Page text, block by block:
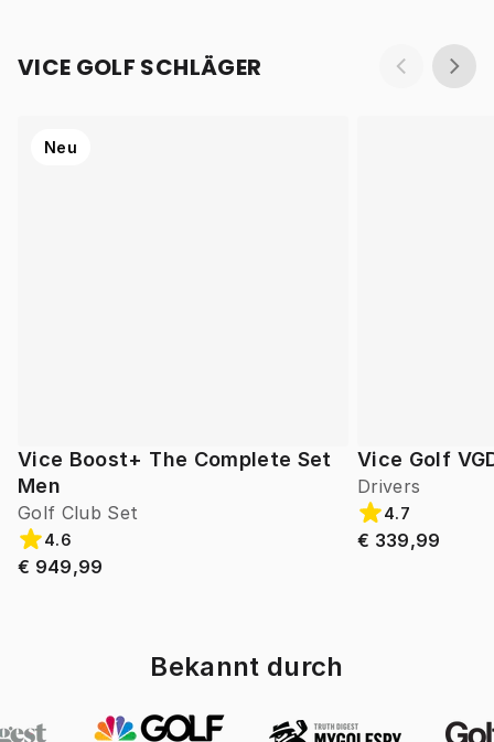
VICE GOLF SCHLÄGER
Vice Boost+ The Complete Set
Men
Golf Club Set
Neu
4.6
€ 949,99
Vice Golf
Drivers
4.7
€ 339,99
Bekannt durch